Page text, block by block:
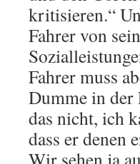
kritisieren.“
Fahrer von
Fahrer muss
Dumme in der
das nicht, ich
dass er denen
Wir sehen ja